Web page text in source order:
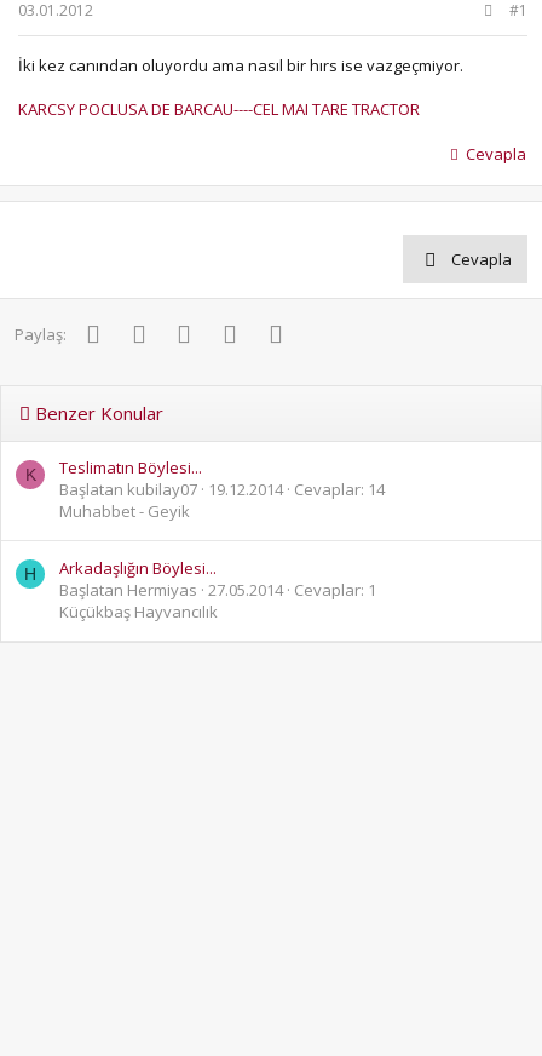
b
l
t
a
i
03.01.2012 #1
İki kez canından oluyordu ama nasıl bir hırs ise vazgeçmiyor.
KARCSY POCLUSA DE BARCAU----CEL MAI TARE TRACTOR
Cevapla
Cevapla
Paylaş: FacebookTwitter PinterestWhatsApp
Benzer Konular
K
Teslimatın Böylesi...
Başlatan kubilay07
19.12.2014 Cevaplar: 14
Muhabbet - Geyik
H
Arkadaşlığın Böylesi...
Başlatan Hermiyas 27.05.2014 Cevaplar: 1
Küçükbaş Hayvancılık